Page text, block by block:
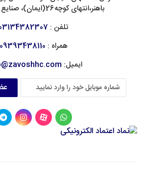
باهنر،انتهای کوچه26(ایمان)، صنایع دستی زاوش
تلفن :
همراه : 09393438110
ایمیل: